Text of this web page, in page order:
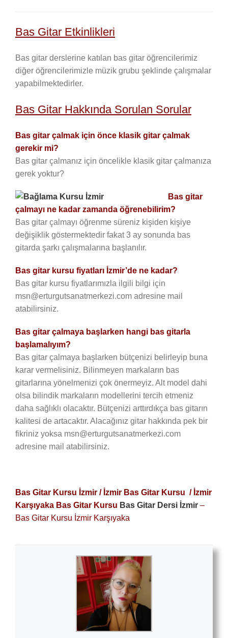
Bas Gitar Etkinlikleri
Bas gitar derslerine katılan bas gitar öğrencilerimiz
diğer öğrencilerimizle müzik grubu şeklinde çalışmalar
yapabilmektedirler.
Bas Gitar Hakkında Sorulan Sorular
Bas gitar çalmak için önce klasik gitar çalmak
gerekir mi?
Bas gitar çalmanız için öncelikle klasik gitar çalmanıza
gerek yoktur?
Bas gitar
çalmayı ne kadar zamanda öğrenebilirim?
Bas gitar çalmayı öğrenme süreniz kişiden kişiye
değişiklik göstermektedir fakat 3 ay sonunda bas
gitarda şarkı çalışmalarına başlanılır.
Bas gitar kursu fiyatları İzmir’de ne kadar?
Bas gitar kursu fiyatlarımızla ilgili bilgi için
msn@erturgutsanatmerkezi.com adresine mail
atabilirsiniz.
Bas gitar çalmaya başlarken hangi bas gitarla
başlamalıyım?
Bas gitar çalmaya başlarken bütçenizi belirleyip buna
karar vermelisiniz. Bilinmeyen markaların bas
gitarlarına yönelmenizi çok önermeyiz. Alt model dahi
olsa bilindik markaların modellerini tercih etmeniz
daha sağlıklı olacaktır. Bütçenizi arttırdıkça bas gitarın
kalitesi de artacaktır. Alacağınız gitar hakkında pek bir
fikriniz yoksa msn@erturgutsanatmerkezi.com
adresine mail atabilirsiniz.
Bas Gitar Kursu İzmir / İzmir Bas Gitar Kursu / İzmir
Karşıyaka Bas Gitar Kursu Bas Gitar Dersi İzmir –
Bas Gitar Kursu İzmir Karşıyaka